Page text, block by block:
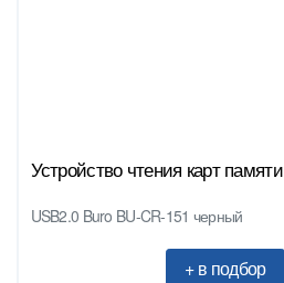
Устройство чтения карт памяти
USB2.0 Buro BU-CR-151 черный